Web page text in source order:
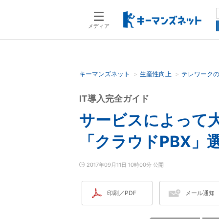
メディア
検索語を入力してください
キーマンズネット 生産性向上 テレワーク
サービスによって
「クラウドPBX」
IT導入完全ガイド
2017年09月11日 10時00分 公開
印刷／PDF メール通知